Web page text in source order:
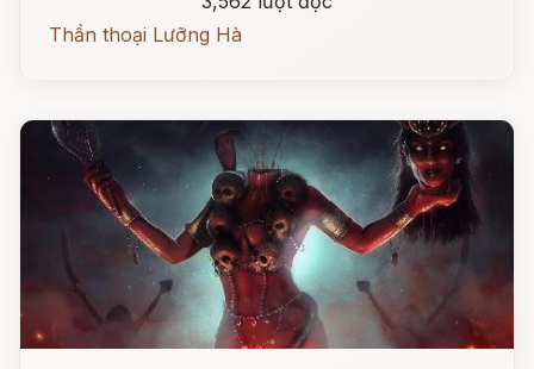
Thần thoại Lưỡng Hà